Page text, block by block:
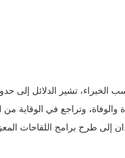
الخبراء، تشير الدلائل إلى
والوفاة، وتراجع في الوقاية
إلى طرح برامج اللقاحات